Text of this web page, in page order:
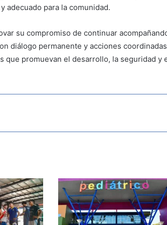
adecuado para la comunidad.
su compromiso de continuar
diálogo permanente y acciones coordinadas
que promuevan el desarrollo, la seguridad y